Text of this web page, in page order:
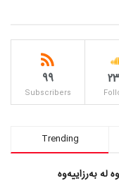
99
Subscribers
Trending
لە بەرزاییەوە